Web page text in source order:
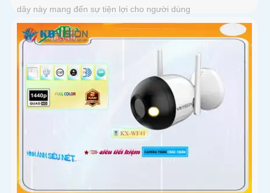
dây này mang đến sự tiện lợi cho người dùng